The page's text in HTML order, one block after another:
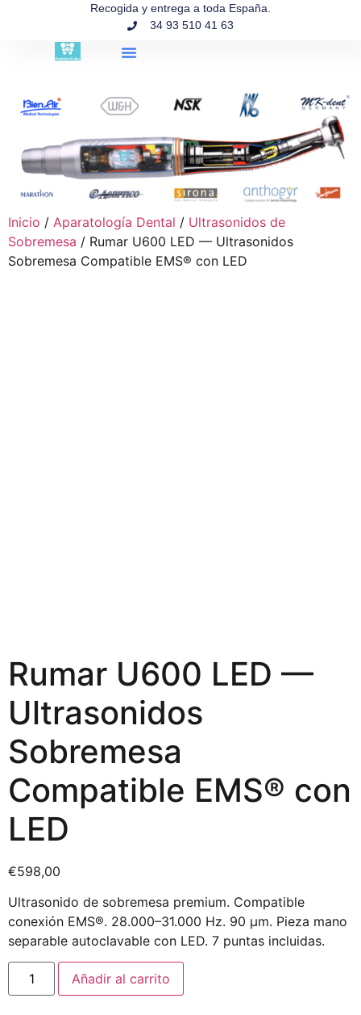
Recogida y entrega a toda España.
34 93 510 41 63
Inicio / Aparatología Dental / Ultrasonidos de
Sobremesa / Rumar U600 LED — Ultrasonidos
Sobremesa Compatible EMS® con LED
Rumar U600 LED —
Ultrasonidos
Sobremesa
Compatible EMS® con
LED
€598,00
Ultrasonido de sobremesa premium. Compatible
conexión EMS®. 28.000–31.000 Hz. 90 μm. Pieza mano
separable autoclavable con LED. 7 puntas incluidas.
Añadir al carrito